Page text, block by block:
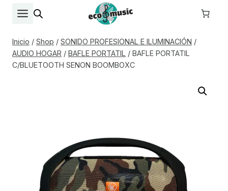
Inicio / Shop / SONIDO PROFESIONAL E ILUMINACIÓN /
AUDIO HOGAR / BAFLE PORTATIL / BAFLE PORTATIL
C/BLUETOOTH SENON BOOMBOXC